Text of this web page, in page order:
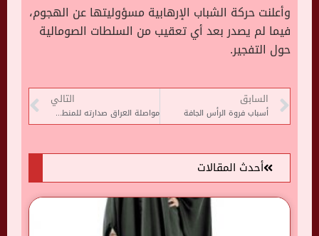
وأعلنت حركة الشباب الإرهابية مسؤوليتها عن الهجوم،
فيما لم يصدر بعد أي تعقيب من السلطات الصومالية
حول التفجير.
السابق
أسباب فروة الرأس الجافة
التالي
مواصلة العراق صدارته للمنطقة العربية فى إصابات كورونا اليومية
أحدث المقالات